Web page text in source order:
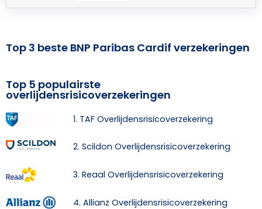
Top 3 beste BNP Paribas Cardif verzekeringen
Top 5 populairste
overlijdensrisicoverzekeringen
1. TAF Overlijdensrisicoverzekering
2. Scildon Overlijdensrisicoverzekering
3. Reaal Overlijdensrisicoverzekering
4. Allianz Overlijdensrisicoverzekering